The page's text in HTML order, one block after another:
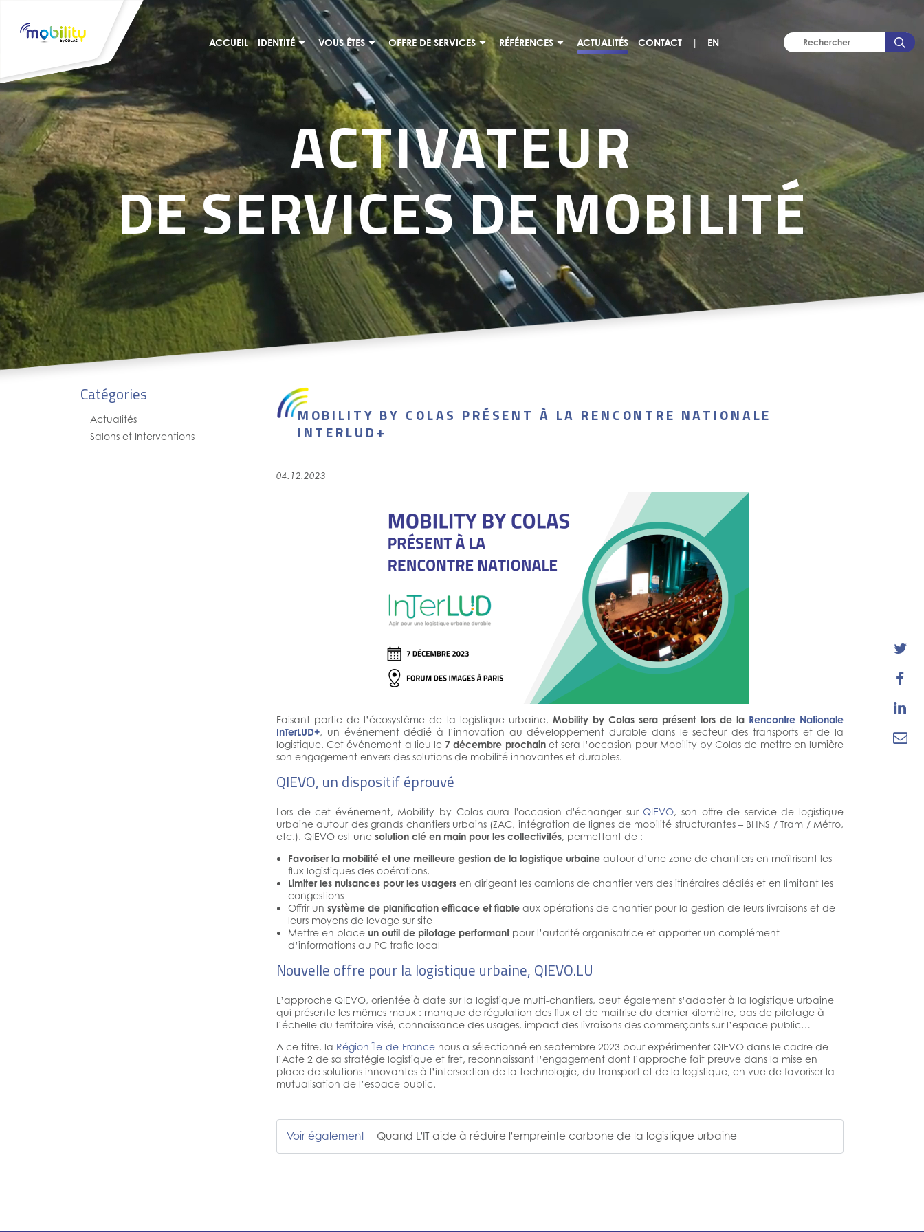
ACCUEIL IDENTITÉ VOUS ÊTES OFFRE DE SERVICES RÉFÉRENCES ACTUALITÉS CONTACT | EN
ACTIVATEUR
DE SERVICES DE MOBILITÉ
MOBILITY BY COLAS PRÉSENT À LA RENCONTRE NATIONALE
INTERLUD+
04.12.2023
Faisant partie de l’écosystème de la logistique urbaine, Mobility by Colas sera présent lors de la Rencontre Nationale
InTerLUD+, un événement dédié à l’innovation au développement durable dans le secteur des transports et de la
logistique. Cet événement a lieu le7 décembre prochainet sera l’occasion pour Mobility by Colas de mettre en lumière
son engagement envers des solutions de mobilité innovantes et durables.
QIEVO, un dispositif éprouvé
Lors de cet événement, Mobility by Colas aura l'occasion d'échanger sur QIEVO, son offre de service de logistique
urbaine autour des grands chantiers urbains (ZAC, intégration de lignes de mobilité structurantes – BHNS / Tram / Métro,
etc.). QIEVO est une solution clé en main pour les collectivités, permettant de :
Favoriser la mobilité et une meilleure gestion de la logistique urbaineautour d’une zone de chantiers en maîtrisant les
flux logistiques des opérations,
Limiter les nuisances pour les usagers en dirigeant les camions de chantier vers des itinéraires dédiés et en limitant les
congestions
Offrir un système de planification efficace et fiableaux opérations de chantier pour la gestion de leurs livraisons et de
leurs moyens de levage sur site
Mettre en place un outil de pilotage performantpour l’autorité organisatrice et apporter un complément
d’informations au PC trafic local
Nouvelle offre pour la logistique urbaine, QIEVO.LU
L’approche QIEVO, orientée à date sur la logistique multi-chantiers, peut également s’adapter à la logistique urbaine
qui présente les mêmes maux : manque de régulation des flux et de maitrise du dernier kilomètre, pas de pilotage à
l’échelle du territoire visé, connaissance des usages, impact des livraisons des commerçants sur l’espace public…
A ce titre, la Région Île-de-France nous a sélectionné en septembre 2023 pour expérimenter QIEVO dans le cadre de
l’Acte 2 de sa stratégie logistique et fret, reconnaissant l’engagement dont l’approche fait preuve dans la mise en
place de solutions innovantes à l’intersection de la technologie, du transport et de la logistique, en vue de favoriser la
mutualisation de l’espace public.
Voir également Quand L'IT aide à réduire l'empreinte carbone de la logistique urbaine




Catégories
Actualités
Salons et Interventions